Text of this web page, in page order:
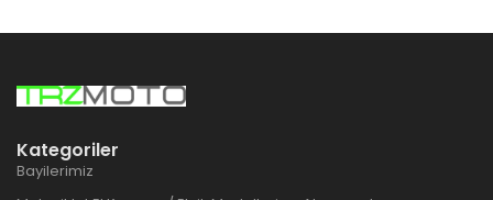
Kategoriler
Bayilerimiz